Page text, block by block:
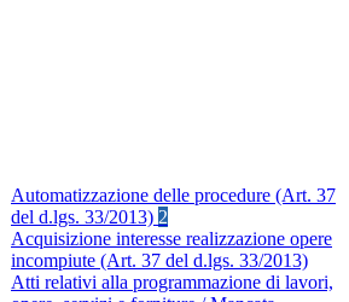
Automatizzazione delle procedure (Art. 37
del d.lgs. 33/2013) 2
Acquisizione interesse realizzazione opere
incompiute (Art. 37 del d.lgs. 33/2013)
Atti relativi alla programmazione di lavori,